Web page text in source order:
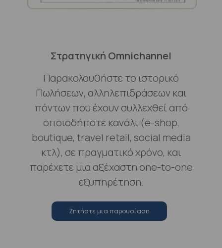
Στρατηγική Omnichannel
Παρακολουθήστε το ιστορικό
Πωλήσεων, αλληλεπιδράσεων και
πόντων που έχουν συλλεχθεί από
οποιοδήποτε κανάλι (e-shop,
boutique, travel retail, social media
κτλ), σε πραγματικό χρόνο, και
παρέχετε μια αξέχαστη one-to-one
εξυπηρέτηση.
Zητήστε μια παρουσίαση